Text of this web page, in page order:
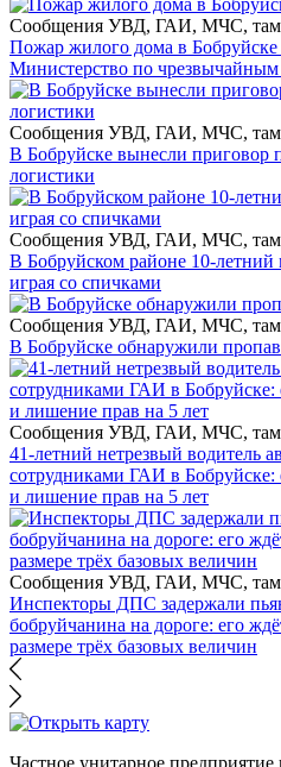
Сообщения УВД, ГАИ, МЧС,
Пожар жилого дома в Бобруйске
Министерство по
Сообщения УВД, ГАИ, МЧС,
В Бобруйске вынесли приговор
логистики
Сообщения УВД, ГАИ, МЧС,
В Бобруйском районе 10-
играя со спичками
Сообщения УВД, ГАИ, МЧС,
В Бобруйске обнаружили
Сообщения УВД, ГАИ, МЧС,
41-летний нетрезвый водитель
сотрудниками ГАИ в Бобруйске:
и лишение прав на 5 лет
Сообщения УВД, ГАИ, МЧС,
Инспекторы ДПС задержали
бобруйчанина на дороге: его
размере трёх базовых величин